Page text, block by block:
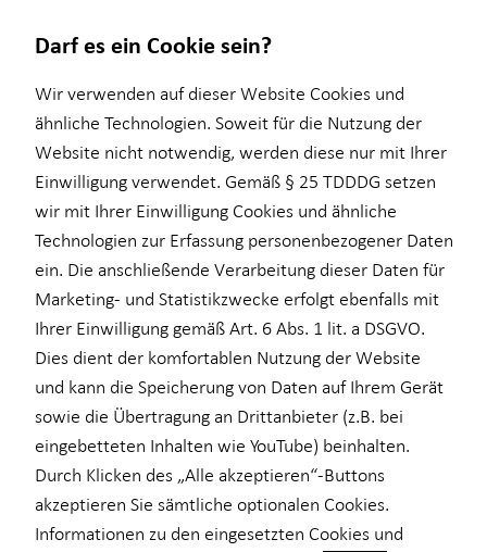
Investmentfonds
Über HORBACH
Ganzheitliche Beratung
Einkommenssicherung
Impressum
Theo Sautter
Selbstständiger Vertriebspartner für die Horbach
70563 Stuttgart
Mobil: +49 (155) 60549109
E-Mail: theo.sautter@horbach.de
Verantwortlicher im Sinne des § 18 Abs. 2
MstV
Theo Sautter
Darf es ein Cookie sein?
Wir verwenden auf dieser Website Cookies und
ähnliche Technologien. Soweit für die Nutzung der
Website nicht notwendig, werden diese nur mit Ihrer
Einwilligung verwendet. Gemäß § 25 TDDDG setzen
wir mit Ihrer Einwilligung Cookies und ähnliche
Technologien zur Erfassung personenbezogener Daten
ein. Die anschließende Verarbeitung dieser Daten für
Marketing- und Statistikzwecke erfolgt ebenfalls mit
Ihrer Einwilligung gemäß Art. 6 Abs. 1 lit. a DSGVO.
Dies dient der komfortablen Nutzung der Website
und kann die Speicherung von Daten auf Ihrem Gerät
sowie die Übertragung an Drittanbieter (z.B. bei
eingebetteten Inhalten wie YouTube) beinhalten.
Durch Klicken des „Alle akzeptieren“-Buttons
akzeptieren Sie sämtliche optionalen Cookies.
Informationen zu den eingesetzten Cookies und